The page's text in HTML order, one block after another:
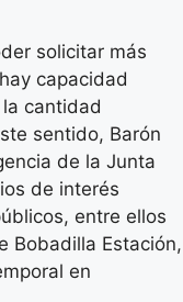
solicitar más
capacidad
cantidad
sentido, Barón
de la Junta
de interés
entre ellos
Bobadilla Estación,
en